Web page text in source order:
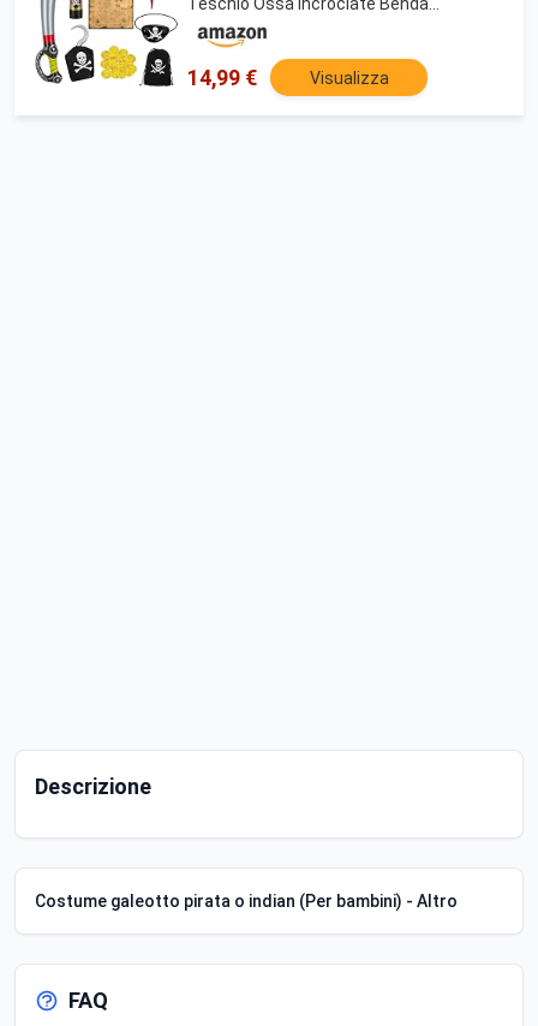
Sull'occhio Spada Mappa del Tesoro
Telescopio Gonfiabile Moneta D'oro per
Bambini Pirata Festa Cosplay
14,99 € Visualizza
Descrizione
Costume galeotto pirata o indian (Per bambini) - Altro
FAQ